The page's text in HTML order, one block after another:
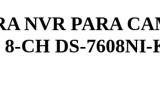
NVR PARA
CH DS-7608NI-